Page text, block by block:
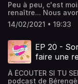
Peu à peu, c'est
renaître... Nous
https://
: Romain
Acast. Visitez
14/02/2021 • 19:33
EP 20 -
faire une
À ÉCOUTER SI TU
podcast de